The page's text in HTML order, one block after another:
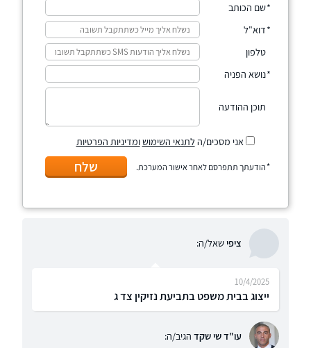
שם הכותב
דוא"ל
טלפון
נושא הפניה
תוכן ההודעה
אני מסכים/הלתנאי השימושומדיניות הפרטיות
הודעתך תתפרסם לאחר אישור המערכת. שלח
ציפישאל/ה:
ייצוג בבית משפט בתביעת נזיקין צד ג
10/4/2025
עו"ד שי שקד הגיב/ה: